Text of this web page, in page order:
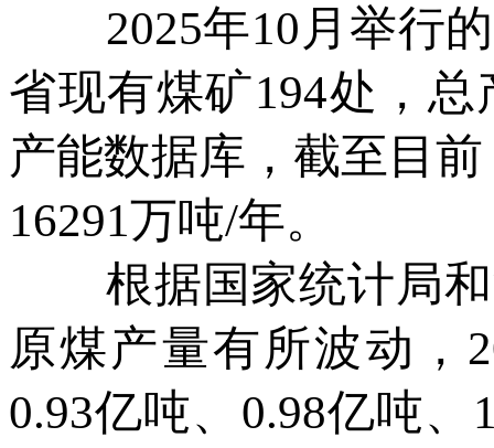
2025年10月举行的
省现有煤矿194处，
产能数据库，截至目
16291万吨/年。
根据国家统计局和
原煤产量有所波动，
0.93亿吨、0.98亿吨